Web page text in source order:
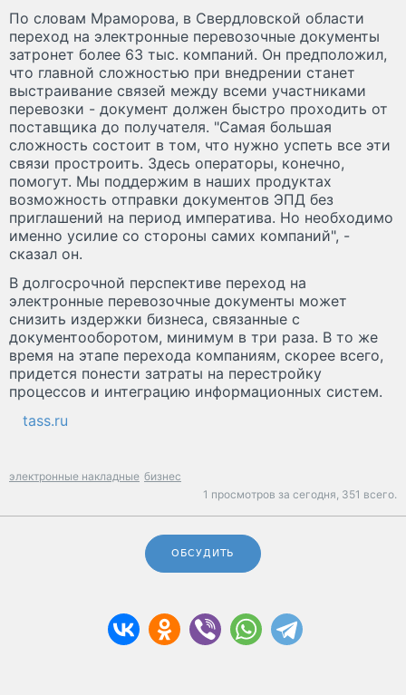
По словам Мраморова, в Свердловской области
переход на электронные перевозочные документы
затронет более 63 тыс. компаний. Он предположил,
что главной сложностью при внедрении станет
выстраивание связей между всеми участниками
перевозки - документ должен быстро проходить от
поставщика до получателя. "Самая большая
сложность состоит в том, что нужно успеть все эти
связи простроить. Здесь операторы, конечно,
помогут. Мы поддержим в наших продуктах
возможность отправки документов ЭПД без
приглашений на период императива. Но необходимо
именно усилие со стороны самих компаний", -
сказал он.
В долгосрочной перспективе переход на
электронные перевозочные документы может
снизить издержки бизнеса, связанные с
документооборотом, минимум в три раза. В то же
время на этапе перехода компаниям, скорее всего,
придется понести затраты на перестройку
процессов и интеграцию информационных систем.
tass.ru
электронные накладные бизнес
1 просмотров за сегодня, 351 всего.
ОБСУДИТЬ